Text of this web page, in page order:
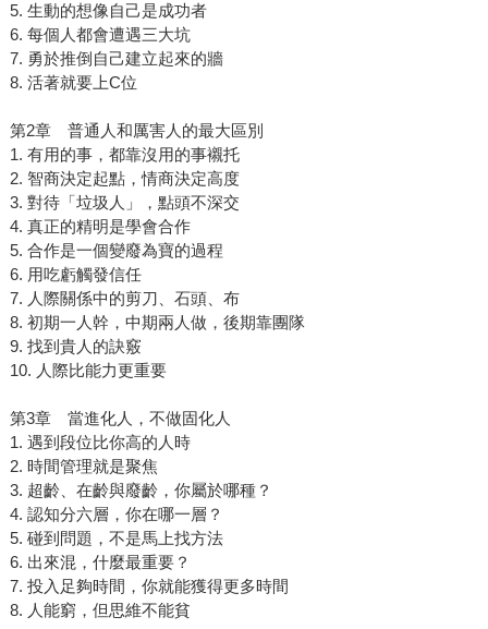
5. 生動的想像自己是成功者
6. 每個人都會遭遇三大坑
7. 勇於推倒自己建立起來的牆
8. 活著就要上C位
第2章 普通人和厲害人的最大區別
1. 有用的事，都靠沒用的事襯托
2. 智商決定起點，情商決定高度
3. 對待「垃圾人」，點頭不深交
4. 真正的精明是學會合作
5. 合作是一個變廢為寶的過程
6. 用吃虧觸發信任
7. 人際關係中的剪刀、石頭、布
8. 初期一人幹，中期兩人做，後期靠團隊
9. 找到貴人的訣竅
10. 人際比能力更重要
第3章 當進化人，不做固化人
1. 遇到段位比你高的人時
2. 時間管理就是聚焦
3. 超齡、在齡與廢齡，你屬於哪種？
4. 認知分六層，你在哪一層？
5. 碰到問題，不是馬上找方法
6. 出來混，什麼最重要？
7. 投入足夠時間，你就能獲得更多時間
8. 人能窮，但思維不能貧